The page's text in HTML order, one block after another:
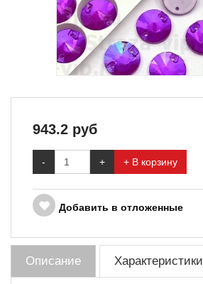
943.2 руб
- + + В корзину
Добавить в отложенные
Описание Характеристики